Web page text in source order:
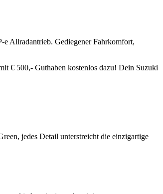
Allradantrieb. Gediegener Fahrkomfort,
€ 500,- Guthaben kostenlos dazu! Dein Suzuki
jedes Detail unterstreicht die einzigartige